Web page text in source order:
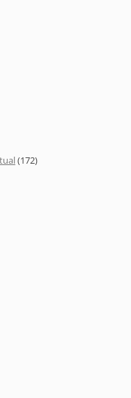
(172)